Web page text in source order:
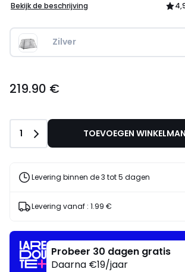
Bekijk de beschrijving
Zilver
€.
219.90 €
Aantal
1 TOEVOEGEN
Levering binnen de 3 tot 5 dagen
Levering vanaf : 1.99 €
Probeer 30 dagen gratis
Daarna €19/jaar